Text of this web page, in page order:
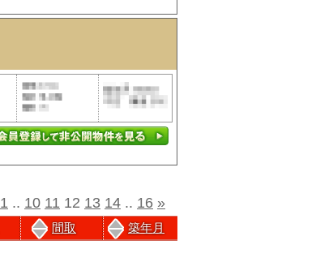
間取 築年月
1 .. 10 11 12 13 14 .. 16 »
前のページにもどる